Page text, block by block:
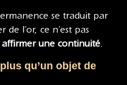
se traduit par
de l’or, ce n’est pas
affirmer une continuité.
qu’un objet de